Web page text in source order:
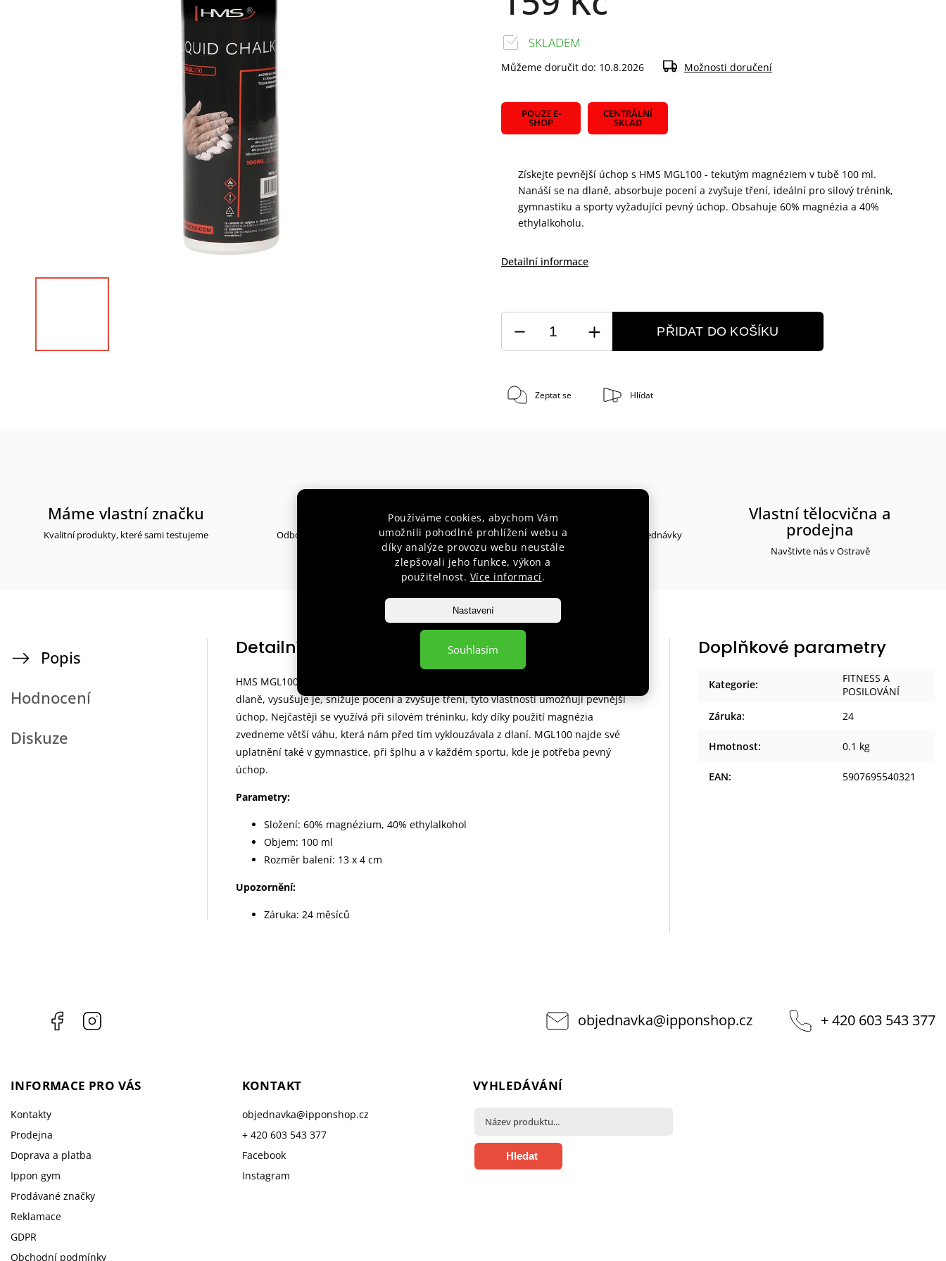
Používáme cookies, abychom Vám
umožnili pohodlné prohlížení webu a
díky analýze provozu webu neustále
zlepšovali jeho funkce, výkon a
použitelnost. Více informací.
Nastavení
Souhlasím
POUZE E-
SHOP
CENTRÁLNÍ
SKLAD
Získejte pevnější úchop s HMS MGL100 - tekutým magnéziem v tubě 100 ml.
Nanáší se na dlaně, absorbuje pocení a zvyšuje tření, ideální pro silový trénink,
gymnastiku a sporty vyžadující pevný úchop. Obsahuje 60% magnézia a 40%
ethylalkoholu.
Detailní informace
SKLADEM
Můžeme doručit do: 10.8.2026 Možnosti doručení
PŘIDAT DO KOŠÍKU
Zeptat se Hlídat
Máme vlastní značku
Kvalitní produkty, které sami testujeme
30 let s Vámi
Odborné poradenství pro začátečníky i
profesionály
Doprava zdarma
při nákupu nad 1 900 Kč do váhy objednávky
Vlastní tělocvična a
prodejna
Navštivte nás v Ostravě
Popis
Hodnocení
Diskuze
Detailní popis produktu
HMS MGL100 je tekuté magnézium v tubě o objemu 100 ml. Magnézium se nanáší na
dlaně, vysušuje je, snižuje pocení a zvyšuje tření, tyto vlastnosti umožňují pevnější
úchop. Nejčastěji se využívá při silovém tréninku, kdy díky použití magnézia
zvedneme větší váhu, která nám před tím vyklouzávala z dlaní. MGL100 najde své
uplatnění také v gymnastice, při šplhu a v každém sportu, kde je potřeba pevný
úchop.
Parametry:
Složení: 60% magnézium, 40% ethylalkohol
Objem: 100 ml
Rozměr balení: 13 x 4 cm
Upozornění:
Záruka: 24 měsíců
Doplňkové parametry
Kategorie:
FITNESS A
POSILOVÁNÍ
Záruka: 24
Hmotnost: 0.1 kg
EAN: 5907695540321
Facebook objednavka@ipponshop.cz + 420 603 543 377
INFORMACE PRO VÁS
Kontakty
Prodejna
Doprava a platba
Ippon gym
Prodávané značky
Reklamace
GDPR
Obchodní podmínky
KONTAKT
objednavka@ipponshop.cz
+ 420 603 543 377
Facebook
Instagram
VYHLEDÁVÁNÍ
Hledat